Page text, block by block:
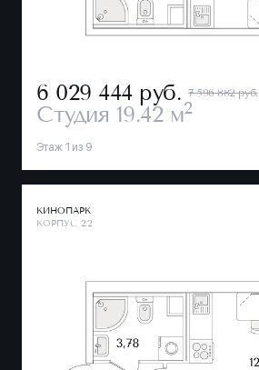
6 029 444 руб. 7 596 882 руб.
Студия 19.42 м2
Этаж 1 из 9
КИНОПАРК
КОРПУС 2.2